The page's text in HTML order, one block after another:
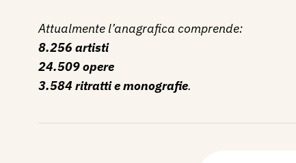
Attualmente l’anagrafica comprende:
8.256 artisti
24.509 opere
3.584 ritratti e monografie.